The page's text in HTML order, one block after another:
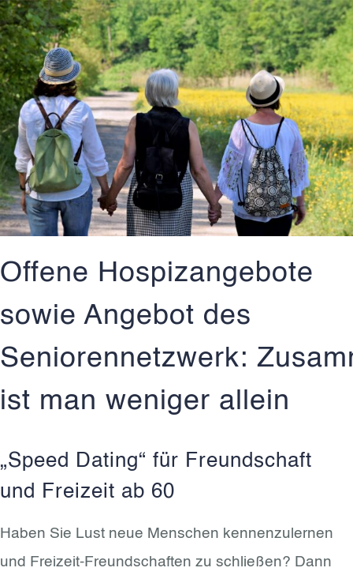
Offene Hospizangebote
sowie Angebot des
Seniorennetzwerk:
ist man weniger allein
„Speed Dating“ für Freundschaft
und Freizeit ab 60
Haben Sie Lust neue Menschen kennenzulernen
und Freizeit-Freundschaften zu schließen? Dann